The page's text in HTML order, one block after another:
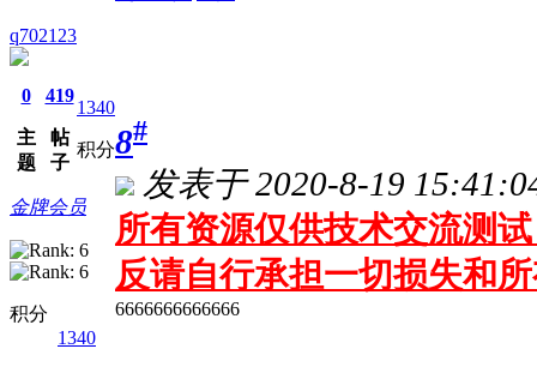
q702123
0
主
题
419
帖
子
1340
积分
金牌会员
积分
1340
8#
发表于 2020-8-19
所有资源仅供技术交流测
反请自行承担一切损失和
6666666666666